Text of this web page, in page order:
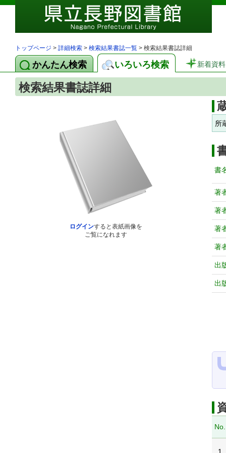
トップページ > 詳細検索 > 検索結果書誌一覧 > 検索結果書誌詳細
かんたん検索 いろいろ検索 新着資料
検索結果書誌詳細
ログインすると表紙画像を
ご覧になれます
所
書
著
著
著
著
出
出
No.